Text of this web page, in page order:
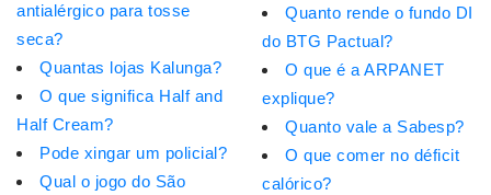
antialérgico para tosse
seca?
Quantas lojas Kalunga?
O que significa Half and
Half Cream?
Pode xingar um policial?
Qual o jogo do São
Quanto rende o fundo DI
do BTG Pactual?
O que é a ARPANET
explique?
Quanto vale a Sabesp?
O que comer no déficit
calórico?